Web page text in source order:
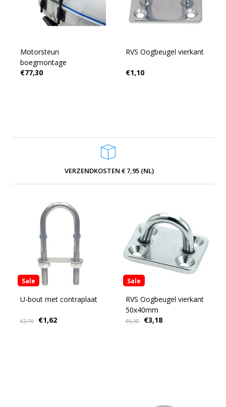
Motorsteun
boegmontage
€77,30
RVS Oogbeugel vierkant
€1,10
VERZENDKOSTEN € 7,95 (NL)
Sale
U-bout met contraplaat
€2,70 €1,62
Sale
RVS Oogbeugel vierkant
50x40mm
€5,30 €3,18